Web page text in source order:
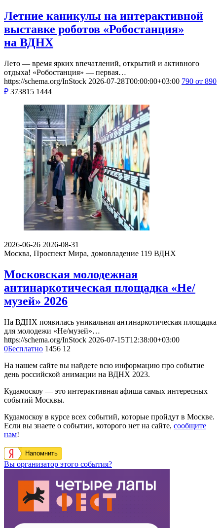
Летние каникулы на интерактивной
выставке роботов «Робостанция»
на ВДНХ
Лето — время ярких впечатлений, открытий и активного
отдыха! «Робостанция» — первая…
https://schema.org/InStock 2026-07-28T00:00:00+03:00 790 от 890
₽ 373815 1444
2026-06-26 2026-08-31
Москва, Проспект Мира, домовладение 119 ВДНХ
Московская молодежная
антинаркотическая площадка «Не/
музей» 2026
На ВДНХ появилась уникальная антинаркотическая площадка
для молодежи «Не/музей»…
https://schema.org/InStock 2026-07-15T12:38:00+03:00
0Бесплатно 1456 12
На нашем сайте вы найдете всю информацию про событие
день российской анимации на ВДНХ 2023.
Кудамоскоу — это интерактивная афиша самых интересных
событий Москвы.
Кудамоскоу в курсе всех событий, которые пройдут в Москве.
Если вы знаете о событии, которого нет на сайте, сообщите
нам!
Напомнить
Вы организатор этого события?